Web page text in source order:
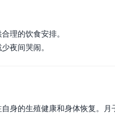
理的饮食安排。
夜间哭闹。
身的生殖健康和身体恢复。月